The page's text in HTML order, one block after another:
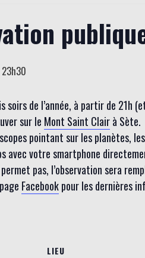
23h30
soirs de l’année, à partir de 21h
sur le Mont Saint Clairà Sète.
pointant sur les planètes,
avec votre smartphone
pas, l’observation sera
Facebookpour les dernières
LIEU